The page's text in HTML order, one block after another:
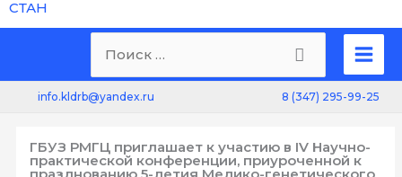
Main
info.kldrb@yandex.ru 8 (347) 295-99-25
ГБУЗ РМГЦ приглашает к участию в IV Научно-
практической конференции, приуроченной к